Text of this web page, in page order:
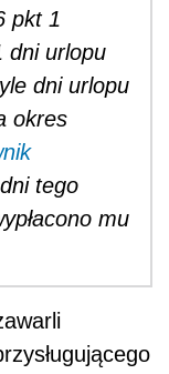
pkt 1
dni urlopu
dni urlopu
okres
tego
mu